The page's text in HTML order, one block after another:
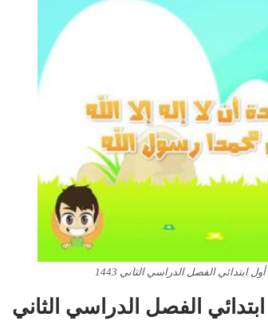
ابتدائي الفصل الدراسي الثاني 1443
الفصل الدراسي الثاني